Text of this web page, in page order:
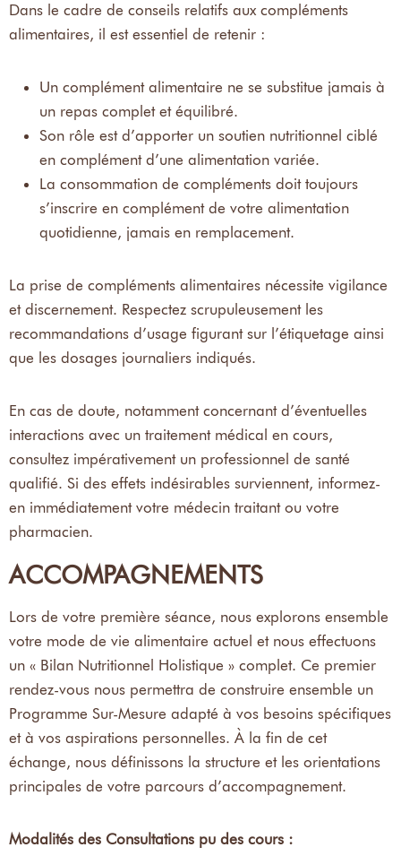
Dans le cadre de conseils relatifs aux compléments
alimentaires, il est essentiel de retenir :
Un complément alimentaire ne se substitue jamais à
un repas complet et équilibré.
Son rôle est d’apporter un soutien nutritionnel ciblé
en complément d’une alimentation variée.
La consommation de compléments doit toujours
s’inscrire en complément de votre alimentation
quotidienne, jamais en remplacement.
La prise de compléments alimentaires nécessite vigilance
et discernement. Respectez scrupuleusement les
recommandations d’usage figurant sur l’étiquetage ainsi
que les dosages journaliers indiqués.
En cas de doute, notamment concernant d’éventuelles
interactions avec un traitement médical en cours,
consultez impérativement un professionnel de santé
qualifié. Si des effets indésirables surviennent, informez-
en immédiatement votre médecin traitant ou votre
pharmacien.
ACCOMPAGNEMENTS
Lors de votre première séance, nous explorons ensemble
votre mode de vie alimentaire actuel et nous effectuons
un « Bilan Nutritionnel Holistique » complet. Ce premier
rendez-vous nous permettra de construire ensemble un
Programme Sur-Mesure adapté à vos besoins spécifiques
et à vos aspirations personnelles. À la fin de cet
échange, nous définissons la structure et les orientations
principales de votre parcours d’accompagnement.
Modalités des Consultations pu des cours :